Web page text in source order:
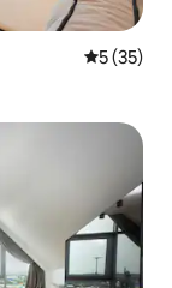
5 (35)